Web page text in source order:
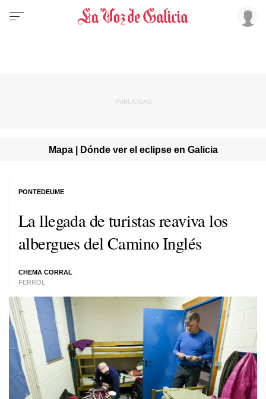
Mapa | Dónde ver el eclipse en Galicia
La llegada de turistas reaviva los
albergues del Camino Inglés
CHEMA CORRAL
FERROL
PONTEDEUME